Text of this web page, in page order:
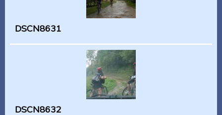
DSCN8631
DSCN8632